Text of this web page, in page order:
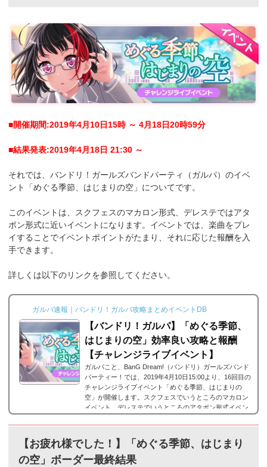
■開催期間:2019年4月10日15時 ～ 4月18日20時59分
■結果発表:2019年4月18日 21:30 ～
それでは、バンドリ！ガールズバンドパーティ（ガルパ）のイベ
ント「めぐる季節、はじまりの空」についてです。
このイベントは、スクフェスのマカロン形式、デレステではアタ
ポン形式に近いイベントになります。イベントでは、楽曲をプレ
イすることでイベントポイントがたまり、それに応じた報酬を入
手できます。
詳しくは以下のリンクを参照してください。
ガルパ速報｜バンドリ！ガルパ攻略まとめイベントDB
【バンドリ！ガルパ】「めぐる季節、
はじまりの空」効率良い攻略と報酬
【チャレンジライブイベント】
ガルパこと、BanG Dream!（バンドリ）ガールズバンド
パーティー！では、2019年4月10日15:00より、16回目の
チャレンジライブイベント「めぐる季節、はじまりの
空」が開催します。スクフェスでいうところのマカロン
イベント、デレステでいうところのアタポン形式イベン
節、はじまりの空」の攻略情報や報酬をまとめました。
「めぐる季節、はじまりの空」詳細■開催期間:2019年4
月10日15時 ～ 4月18日20時59分■結果発表:2019年4月18
日 21:30 ～ それでは、バンドリ！ガールズバンドパー
【お疲れ様でした！】「めぐる季節、はじまり
の空」 ボーダー最終結果